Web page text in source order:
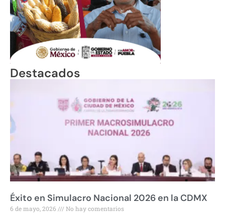
Destacados
Éxito en Simulacro Nacional 2026 en la CDMX
6 de mayo, 2026 No hay comentarios